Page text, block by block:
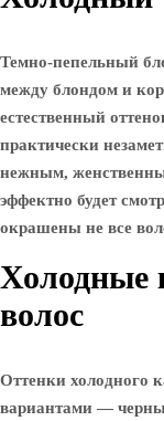
Темно-пепельный
между блондом и
естественный
практически
нежным,
эффектно будет
окрашены не все
Холодные
волос
Оттенки холодного
вариантами —